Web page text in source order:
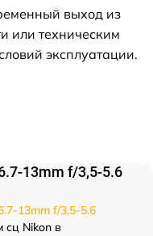
выход из
или техническим
эксплуатации.
13mm f/3,5-5.6
13mm f/3,5-5.6
сц Nikon в